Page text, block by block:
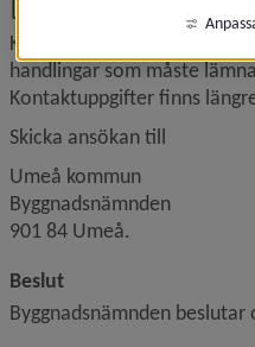
Kommunens handläggare
handlingar som måste
Kontaktuppgifter finns
Skicka ansökan till
Umeå kommun
Byggnadsnämnden
901 84 Umeå.
Beslut
Byggnadsnämnden beslutar